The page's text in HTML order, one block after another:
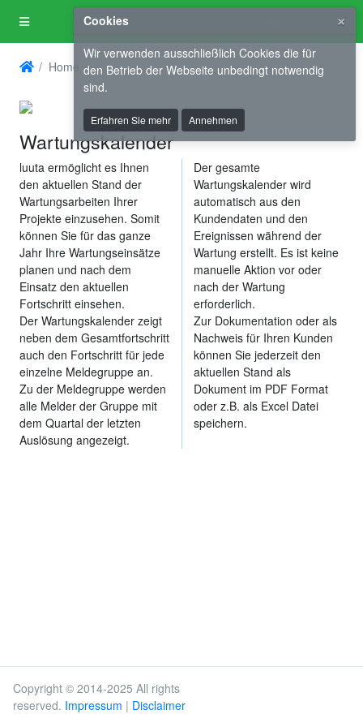
Anmelden
Home
Wartungskalender
luuta ermöglicht es Ihnen
den aktuellen Stand der
Wartungsarbeiten Ihrer
Projekte einzusehen. Somit
können Sie für das ganze
Jahr Ihre Wartungseinsätze
planen und nach dem
Einsatz den aktuellen
Fortschritt einsehen.
Der Wartungskalender zeigt
neben dem Gesamtfortschritt
auch den Fortschritt für jede
einzelne Meldegruppe an.
Zu der Meldegruppe werden
alle Melder der Gruppe mit
dem Quartal der letzten
Auslösung angezeigt.
Der gesamte
Wartungskalender wird
automatisch aus den
Kundendaten und den
Ereignissen während der
Wartung erstellt. Es ist keine
manuelle Aktion vor oder
nach der Wartung
erforderlich.
Zur Dokumentation oder als
Nachweis für Ihren Kunden
können Sie jederzeit den
aktuellen Stand als
Dokument im PDF Format
oder z.B. als Excel Datei
speichern.
Copyright © 2014-2025 All rights
reserved. Impressum | Disclaimer
Cookies ×
Wir verwenden ausschließlich Cookies die für
den Betrieb der Webseite unbedingt notwendig
sind.
Erfahren Sie mehr Annehmen